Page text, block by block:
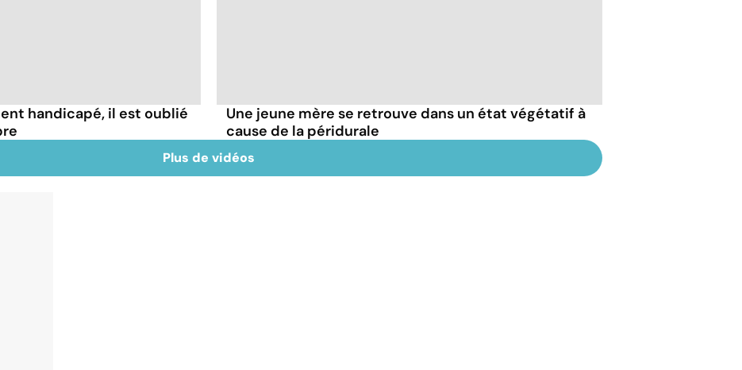
handicapé, il est oublié
Une jeune mère se retrouve dans un état végétatif à
cause de la péridurale
Plus de vidéos